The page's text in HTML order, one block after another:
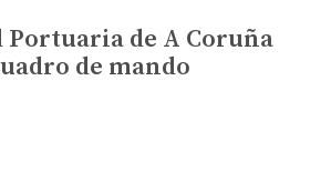
Portuaria de A Coruña
de mando